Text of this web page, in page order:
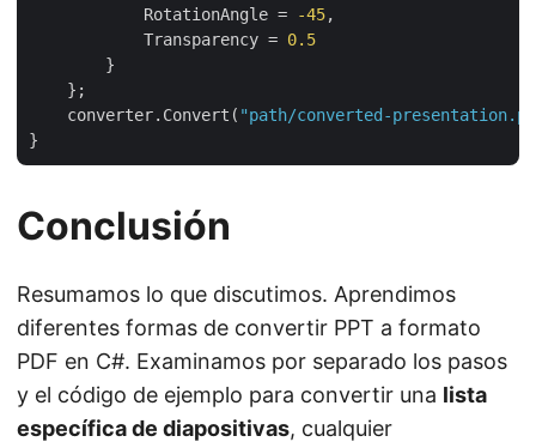
            RotationAngle =
-45,
            Transparency =
0.5
        }
    };
    converter.Convert(
"path/converted-
Conclusión
Resumamos lo que discutimos. Aprendimos
diferentes formas de convertir PPT a formato
PDF en C#. Examinamos por separado los pasos
y el código de ejemplo para convertir una lista
específica de diapositivas, cualquier